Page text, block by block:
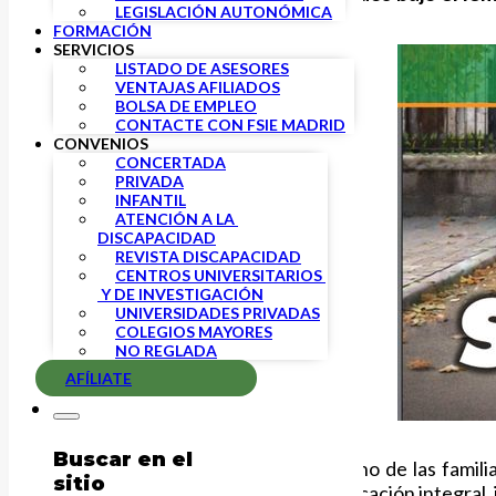
LEGISLACIÓN AUTONÓMICA
FORMACIÓN
SERVICIOS
LISTADO DE ASESORES
VENTAJAS AFILIADOS
BOLSA DE EMPLEO
CONTACTE CON FSIE MADRID
CONVENIOS
CONCERTADA
PRIVADA
INFANTIL
ATENCIÓN A LA
DISCAPACIDAD
REVISTA DISCAPACIDAD
CENTROS UNIVERSITARIOS
Y DE INVESTIGACIÓN
UNIVERSIDADES PRIVADAS
COLEGIOS MAYORES
NO REGLADA
AFÍLIATE
Buscar en el
sitio
Desde FSIE defendemos el derecho de las